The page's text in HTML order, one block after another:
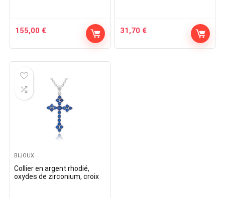
155,00 € 31,70 €
BIJOUX
Collier en argent rhodié,
oxydes de zirconium, croix